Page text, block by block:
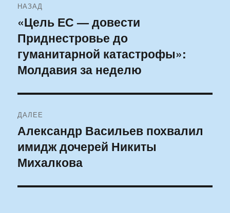
по
записям
НАЗАД
Предыдущая
запись:
«Цель ЕС — довести
Приднестровье до
гуманитарной катастрофы»:
Молдавия за неделю
ДАЛЕЕ
Следующая
запись:
Александр Васильев похвалил
имидж дочерей Никиты
Михалкова